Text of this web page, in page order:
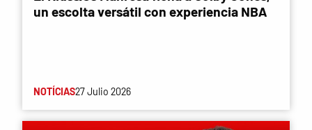
un escolta versátil con experiencia NBA
NOTÍCIAS27 Julio 2026